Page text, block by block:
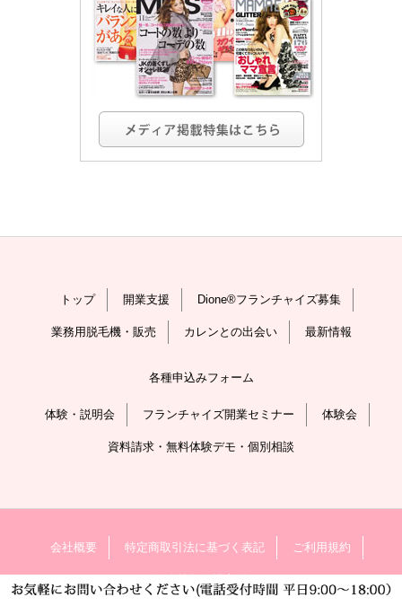
トップ 開業支援 Dione®フランチャイズ募集
業務用脱毛機・販売 カレンとの出会い 最新情報
各種申込みフォーム
体験・説明会 フランチャイズ開業セミナー 体験会
資料請求・無料体験デモ・個別相談
会社概要 特定商取引法に基づく表記 ご利用規約
個人情報保護方針